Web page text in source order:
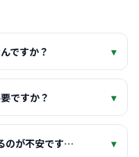
ですか？ ▾
ですか？ ▾
のが不安です… ▾